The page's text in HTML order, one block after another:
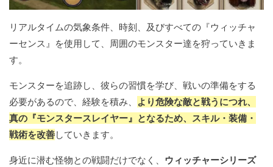
リアルタイムの気象条件、時刻、及びすべての『ウィッチャ
ーセンス』を使用して、周囲のモンスター達を狩っていきま
す。
モンスターを追跡し、彼らの習慣を学び、戦いの準備をする
必要があるので、経験を積み、
より危険な敵と戦うにつれ、
真の『モンスタースレイヤー』となるため、スキル・装備・
戦術を改善していきます。
身近に潜む怪物との戦闘だけでなく、 ウィッチャーシリーズ